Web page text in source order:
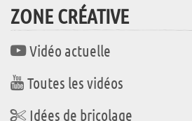
ZONE CRÉATIVE
Vidéo actuelle
Toutes les vidéos
Idées de bricolage